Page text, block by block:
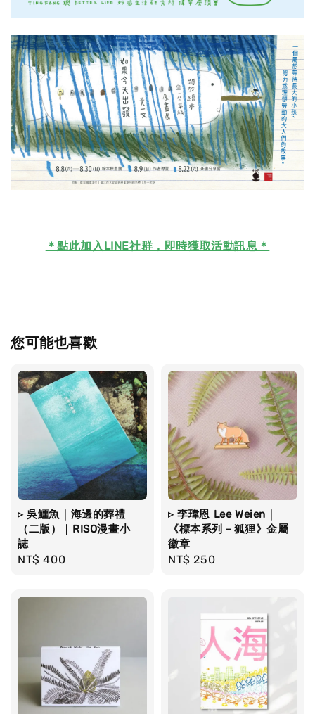
＊點此加入LINE社群，即時獲取活動訊息＊
您可能也喜歡
▹ 吳鱷魚｜海邊的葬禮
（二版）｜RISO漫畫小
誌
Regular
NT$ 400
▹ 李瑋恩 Lee Weien｜
《標本系列－狐狸》金屬
徽章
Regular
NT$ 250